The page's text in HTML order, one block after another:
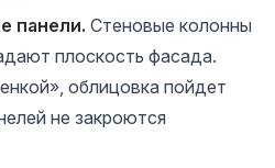
панели. Стеновые колонны
плоскость фасада.
облицовка пойдет
не закроются